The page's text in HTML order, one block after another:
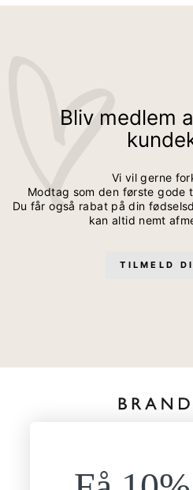
Bliv medlem
Vi vil gerne
Modtag som den første gode
Du får også rabat på din
kan altid nemt
TILMELD
Mandag -
9.00-